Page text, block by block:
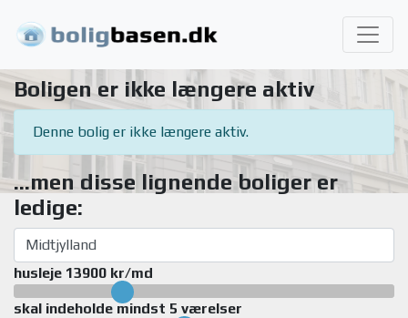
Boligen er ikke længere aktiv
Denne bolig er ikke længere aktiv.
...men disse lignende boliger er
ledige:
husleje 13900 kr/md
skal indeholde mindst 5 værelser